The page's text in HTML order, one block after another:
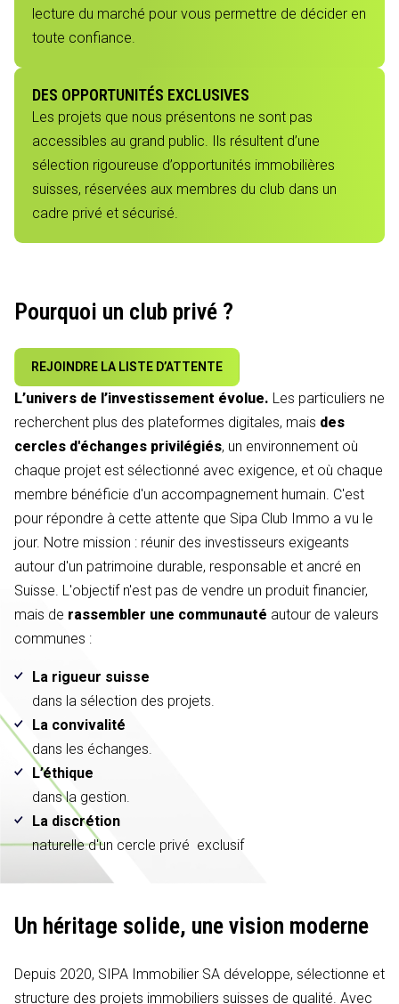
lecture du marché pour vous permettre de décider en
toute confiance.
DES OPPORTUNITÉS EXCLUSIVES
Les projets que nous présentons ne sont pas
accessibles au grand public. Ils résultent d’une
sélection rigoureuse d’opportunités immobilières
suisses, réservées aux membres du club dans un
cadre privé et sécurisé.
Pourquoi un club privé ?
REJOINDRE LA LISTE D’ATTENTE
L’univers de l’investissement évolue. Les particuliers ne
recherchent plus des plateformes digitales, mais des
cercles d'échanges privilégiés, un environnement où
chaque projet est sélectionné avec exigence, et où chaque
membre bénéficie d'un accompagnement humain. C'est
pour répondre à cette attente que Sipa Club Immo a vu le
jour. Notre mission : réunir des investisseurs exigeants
autour d'un patrimoine durable, responsable et ancré en
Suisse. L'objectif n'est pas de vendre un produit financier,
mais de rassembler une communauté autour de valeurs
communes :
La rigueur suisse
dans la sélection des projets.
La convivalité
dans les échanges.
L’éthique
dans la gestion.
La discrétion
naturelle d'un cercle privé exclusif
Un héritage solide, une vision moderne
Depuis 2020, SIPA Immobilier SA développe, sélectionne et
structure des projets immobiliers suisses de qualité. Avec